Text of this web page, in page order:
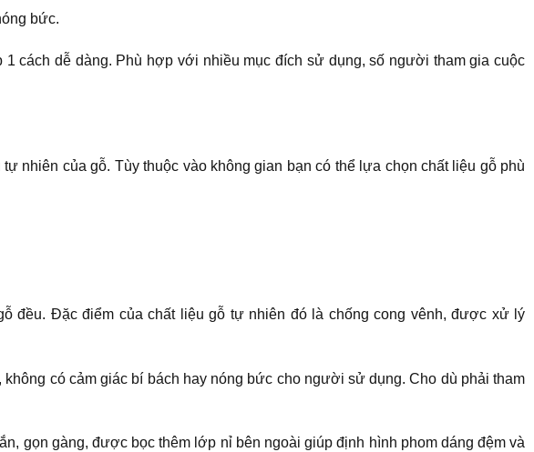
bức.
cách dễ dàng. Phù hợp với nhiều mục đích sử dụng, số người tham gia cuộc
nhiên của gỗ. Tùy thuộc vào không gian bạn có thể lựa chọn chất liệu gỗ phù
đều. Đặc điểm của chất liệu gỗ tự nhiên đó là chống cong vênh, được xử lý
có cảm giác bí bách hay nóng bức cho người sử dụng. Cho dù phải tham
gọn gàng, được bọc thêm lớp nỉ bên ngoài giúp định hình phom dáng đệm và